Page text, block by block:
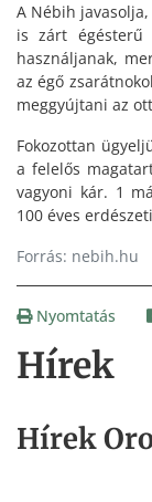
Hírek
Hírek
A Nébih
is zárt égésterű
használjanak,
az égő
meggyújtani az
Fokozottan
a felelős
vagyoni kár. 1
100 éves
Forrás: nebih.hu
Nyomtatás